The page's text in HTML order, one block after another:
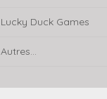
Lucky Duck Games
Autres...